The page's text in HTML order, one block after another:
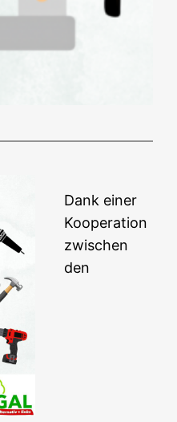
Dank einer
Kooperation
zwischen
den